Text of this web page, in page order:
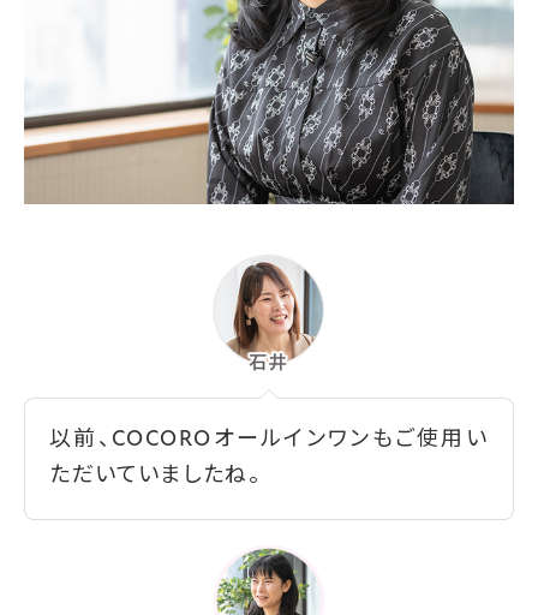
以前、COCOROオールインワンもご使用い
ただいていましたね。